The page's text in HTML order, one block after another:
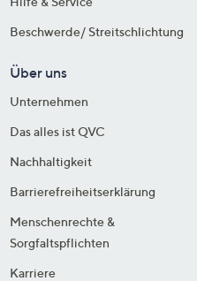
Beschwerde/ Streitschlichtung
Über uns
Unternehmen
Das alles ist QVC
Nachhaltigkeit
Barrierefreiheitserklärung
Menschenrechte &
Sorgfaltspflichten
Karriere